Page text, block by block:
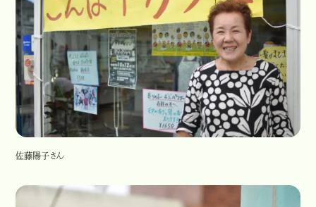
佐藤陽子さん